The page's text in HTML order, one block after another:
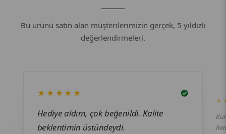
Bu ürünü satın alan müşterilerimizin gerçek, 5 yıldızlı
değerlendirmeleri.
★★★★★
Hediye aldım, çok beğenildi. Kalite
beklentimin üstündeydi.